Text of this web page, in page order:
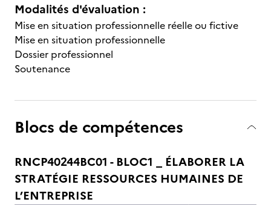
Modalités d'évaluation :
Mise en situation professionnelle réelle ou fictive
Mise en situation professionnelle
Dossier professionnel
Soutenance
Blocs de compétences
RNCP40244BC01 - BLOC1 _ ÉLABORER LA
STRATÉGIE RESSOURCES HUMAINES DE
L’ENTREPRISE